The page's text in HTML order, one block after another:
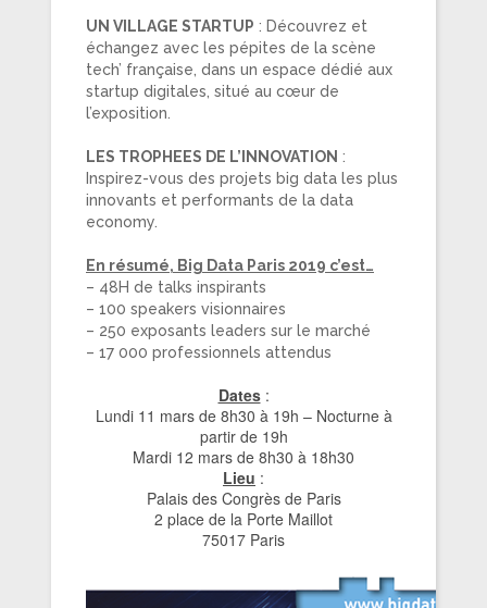
UN VILLAGE STARTUP : Découvrez et
échangez avec les pépites de la scène
tech’ française, dans un espace dédié aux
startup digitales, situé au cœur de
l’exposition.
LES TROPHEES DE L’INNOVATION :
Inspirez-vous des projets big data les plus
innovants et performants de la data
economy.
En résumé, Big Data Paris 2019 c’est…
– 48H de talks inspirants
– 100 speakers visionnaires
– 250 exposants leaders sur le marché
– 17 000 professionnels attendus
Dates:
Lundi 11 mars de 8h30 à 19h – Nocturne à
partir de 19h
Mardi 12 mars de 8h30 à 18h30
Lieu :
Palais des Congrès de Paris
2 place de la Porte Maillot
75017 Paris